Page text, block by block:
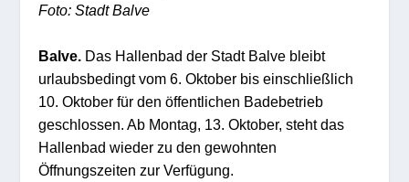
Foto: Stadt Balve
Balve. Das Hallenbad der Stadt Balve bleibt
urlaubsbedingt vom6. Oktober biseinschließlich
10. Oktoberfür den öffentlichen Badebetrieb
geschlossen. Ab Montag, 13. Oktober, steht das
Hallenbad wieder zu den gewohnten
Öffnungszeiten zur Verfügung.